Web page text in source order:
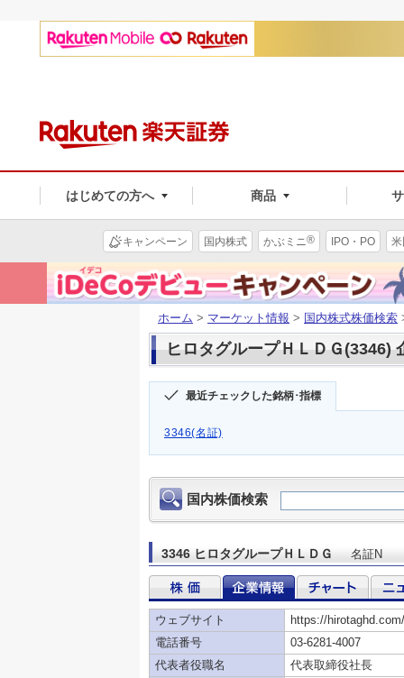
はじめての方へ 商品
キャンペーン 国内株式 かぶミニ® IPO・PO
ホーム > マーケット情報 > 国内株式株価検索
ヒロタグループＨＬＤＧ(3346)
最近チェックした銘柄･指標
3346(名証)